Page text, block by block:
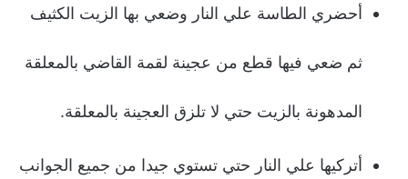
أحضري الطاسة علي النار وضعي بها الزيت الكثيف
ثم ضعي فيها قطع من عجينة لقمة القاضي بالمعلقة
المدهونة بالزيت حتي لا تلزق العجينة بالمعلقة.
أتركيها علي النار حتي تستوي جيدا من جميع الجوانب